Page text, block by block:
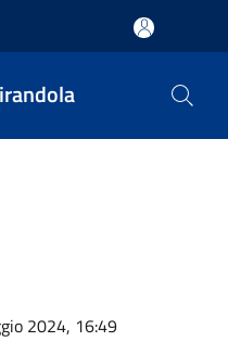
2024, 16:49